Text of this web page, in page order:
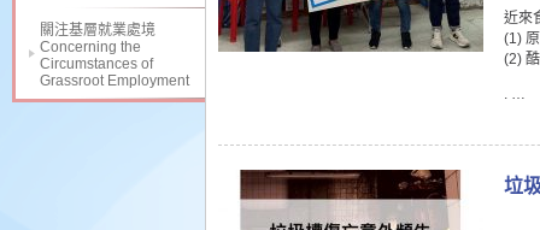
關注基層就業處境
Concerning the
Circumstances of
Grassroot Employment
近來
(1)
(2)
. …
垃